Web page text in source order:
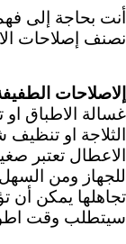
أنت بحاجة إلى
نصنف إصلاحات
إلاصلاحات
غسالة الاطباق او
الثلاجة او تنظيف
الاعطال تعتبر
للجهاز ومن
تجاهلها يمكن أن
سيتطلب وقت